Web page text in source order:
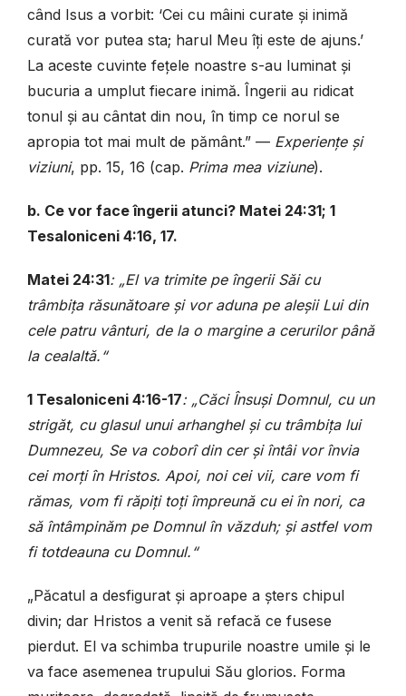
când Isus a vorbit: ‘Cei cu mâini curate și inimă
curată vor putea sta; harul Meu îți este de ajuns.’
La aceste cuvinte fețele noastre s-au luminat și
bucuria a umplut fiecare inimă. Îngerii au ridicat
tonul și au cântat din nou, în timp ce norul se
apropia tot mai mult de pământ.” — Experiențe și
viziuni, pp. 15, 16 (cap. Prima mea viziune).
b. Ce vor face îngerii atunci? Matei 24:31; 1
Tesaloniceni 4:16, 17.
Matei 24:31: „El va trimite pe îngerii Săi cu
trâmbița răsunătoare și vor aduna pe aleșii Lui din
cele patru vânturi, de la o margine a cerurilor până
la cealaltă.“
1 Tesaloniceni 4:16-17: „Căci Însuși Domnul, cu un
strigăt, cu glasul unui arhanghel și cu trâmbița lui
Dumnezeu, Se va coborî din cer și întâi vor învia
cei morți în Hristos. Apoi, noi cei vii, care vom fi
rămas, vom fi răpiți toți împreună cu ei în nori, ca
să întâmpinăm pe Domnul în văzduh; și astfel vom
fi totdeauna cu Domnul.“
„Păcatul a desfigurat și aproape a șters chipul
divin; dar Hristos a venit să refacă ce fusese
pierdut. El va schimba trupurile noastre umile și le
va face asemenea trupului Său glorios. Forma